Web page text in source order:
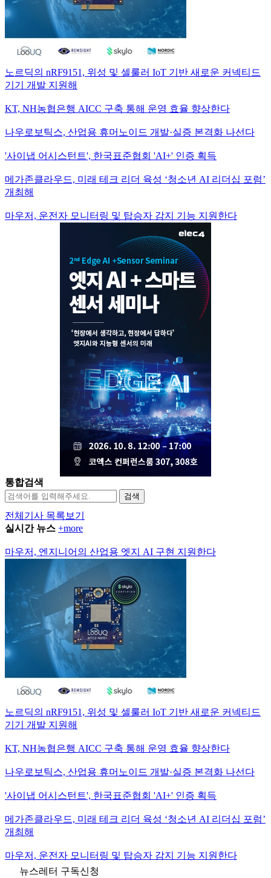
노르딕의 nRF9151, 위성 및 셀룰러 IoT 기반 새로운 커넥티드
기기 개발 지원해
KT, NH농협은행 AICC 구축 통해 운영 효율 향상한다
나우로보틱스, 산업용 휴머노이드 개발·실증 본격화 나선다
'사이냅 어시스턴트', 한국표준협회 'AI+' 인증 획득
메가존클라우드, 미래 테크 리더 육성 ‘청소년 AI 리더십 포럼’
개최해
마우저, 운전자 모니터링 및 탑승자 감지 기능 지원한다
통합검색
검색
전체기사 목록보기
실시간 뉴스 +more
마우저, 엔지니어의 산업용 엣지 AI 구현 지원한다
노르딕의 nRF9151, 위성 및 셀룰러 IoT 기반 새로운 커넥티드
기기 개발 지원해
KT, NH농협은행 AICC 구축 통해 운영 효율 향상한다
나우로보틱스, 산업용 휴머노이드 개발·실증 본격화 나선다
'사이냅 어시스턴트', 한국표준협회 'AI+' 인증 획득
메가존클라우드, 미래 테크 리더 육성 ‘청소년 AI 리더십 포럼’
개최해
마우저, 운전자 모니터링 및 탑승자 감지 기능 지원한다
뉴스레터 구독신청